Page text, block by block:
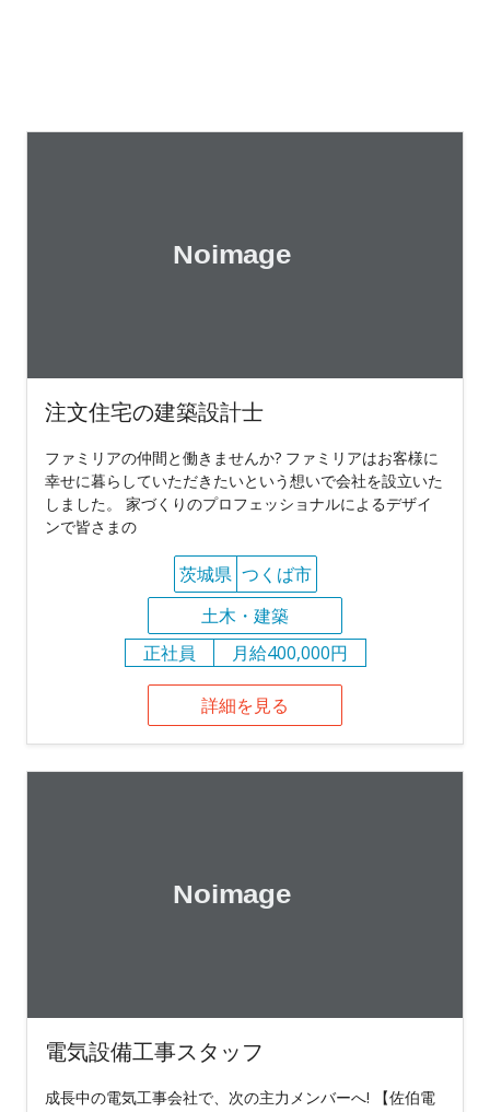
注文住宅の建築設計士
ファミリアの仲間と働きませんか? ファミリアはお客様に
幸せに暮らしていただきたいという想いで会社を設立いた
しました。 家づくりのプロフェッショナルによるデザイ
ンで皆さまの
茨城県 つくば市
土木・建築
正社員
月給400,000円
詳細を見る
電気設備工事スタッフ
成長中の電気工事会社で、次の主力メンバーへ! 【佐伯電